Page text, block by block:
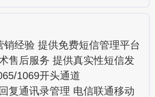
销经验 提供免费短信管理平台
售后服务 提供真实性短信发
1069开头通道
复通讯录管理 电信联通移动